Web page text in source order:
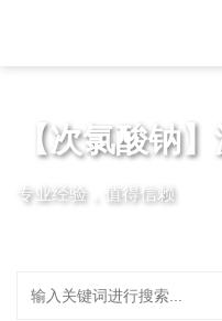
【次氯酸钠
专业经验，值得信赖